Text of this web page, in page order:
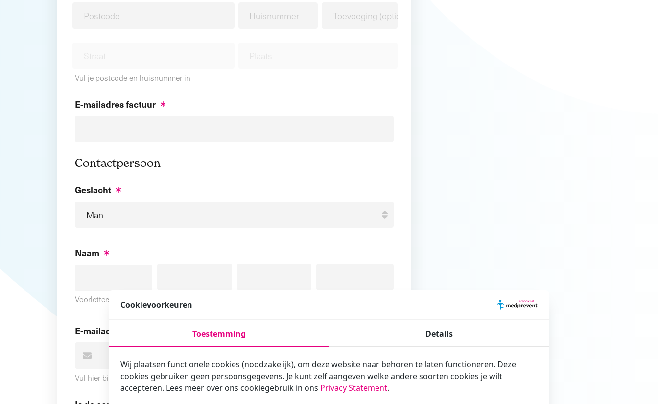
Vul je postcode en huisnummer in
E-mailadres factuur
Contactpersoon
Geslacht
Naam
Voorletters
E-mailadres
Vul hier bij voorkeur het e-mailadres in waarmee je zakelijk/administratief correspondeert
Cookievoorkeuren
Toestemming Details
Wij plaatsen functionele cookies (noodzakelijk), om deze website naar behoren te laten functioneren. Deze
cookies gebruiken geen persoonsgegevens. Je kunt zelf aangeven welke andere soorten cookies je wilt
accepteren. Lees meer over ons cookiegebruik in ons Privacy Statement.